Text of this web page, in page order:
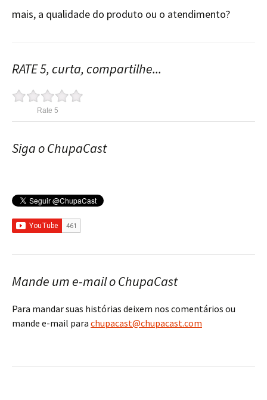
mais, a qualidade do produto ou o atendimento?
RATE 5, curta, compartilhe...
Rate 5
Siga o ChupaCast
Mande um e-mail o ChupaCast
Para mandar suas histórias deixem nos comentários ou
mande e-mail para chupacast@chupacast.com